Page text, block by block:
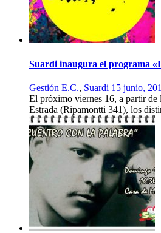
Suardi inaugura el programa
Gestión E.C., Suardi 15 junio,
El próximo viernes 16, a partir de
Estrada (Ripamontti 341), los